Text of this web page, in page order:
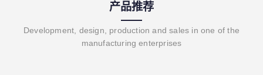
产品推荐
Development, design, production and sales in one of the
manufacturing enterprises